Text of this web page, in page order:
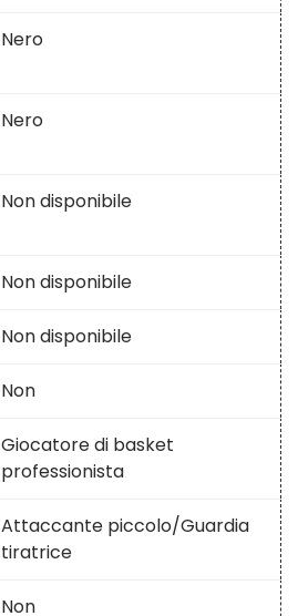
Nero
Nero
Non disponibile
Non disponibile
Non disponibile
Non
Giocatore di basket
professionista
Attaccante piccolo/Guardia
tiratrice
Non